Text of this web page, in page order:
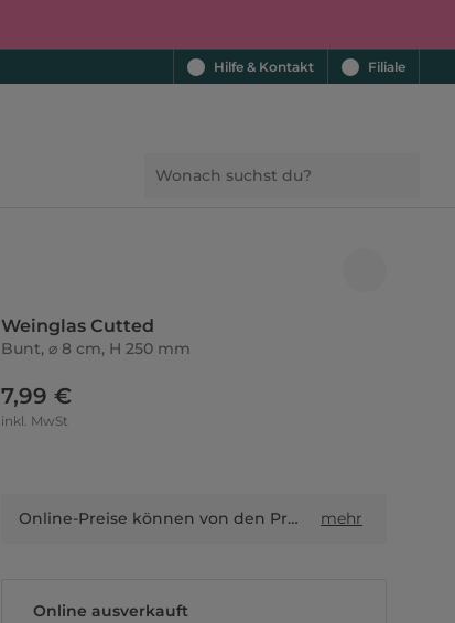
Hilfe & Kontakt Filiale
Weinglas Cutted
Bunt, ⌀ 8 cm, H 250 mm
7,99 €
inkl. MwSt
Online-Preise können von den Preisen in Filialen sowie Shop-in-Shop-Flächen abweichen. mehr
Online ausverkauft